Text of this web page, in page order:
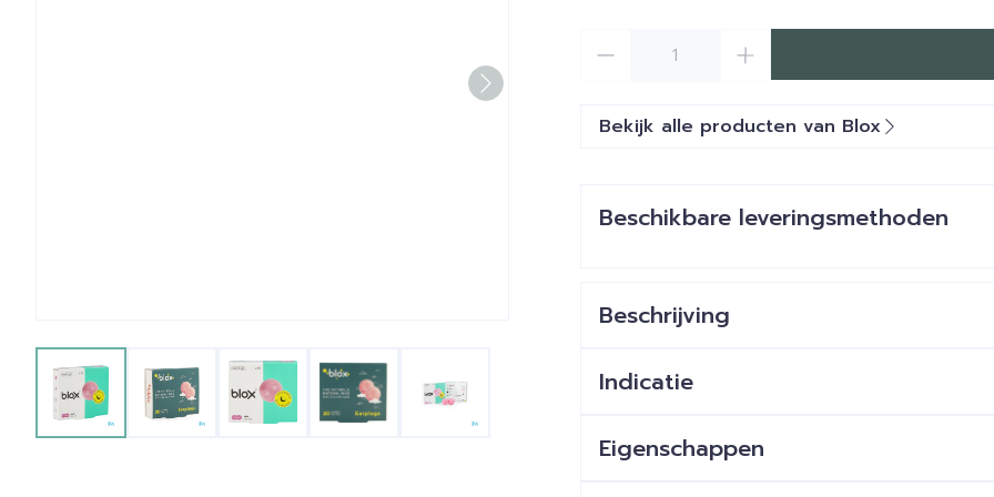
View larger imageView larger imageView larger imageView larger image
Bekijk alle producten van Blox
Beschikbare leveringsmethoden
Beschrijving
Indicatie
Eigenschappen